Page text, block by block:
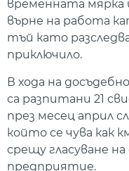
временната
върне на работа
тъй като
приключило.
В хода на
са разпитани 21
през месец април
който се чува как
срещу гласуване
предприятие.